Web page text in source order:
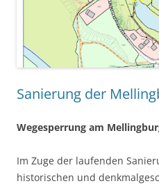
Sanierung der
Wegesperrung am
Im Zuge der laufenden
historischen und